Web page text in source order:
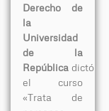
Derecho de
la
Universidad
de la
Repúblicadictó
el curso
«Trata de